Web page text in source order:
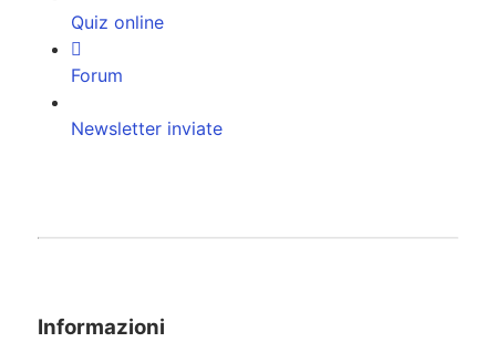
Quiz online
Forum
Newsletter inviate
Informazioni